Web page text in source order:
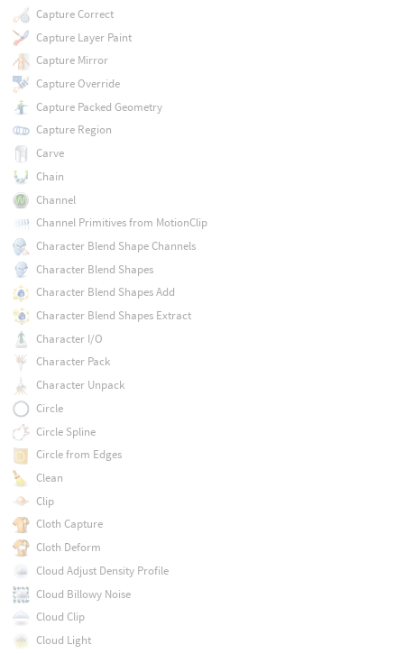
Capture Correct
Capture Layer Paint
Capture Mirror
Capture Override
Capture Packed Geometry
Capture Region
Carve
Chain
Channel
Channel Primitives from MotionClip
Character Blend Shape Channels
Character Blend Shapes
Character Blend Shapes Add
Character Blend Shapes Extract
Character I/O
Character Pack
Character Unpack
Circle
Circle Spline
Circle from Edges
Clean
Clip
Cloth Capture
Cloth Deform
Cloud Adjust Density Profile
Cloud Billowy Noise
Cloud Clip
Cloud Light